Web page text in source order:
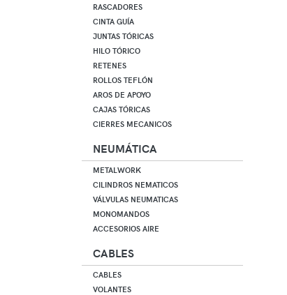
RASCADORES
CINTA GUÍA
JUNTAS TÓRICAS
HILO TÓRICO
RETENES
ROLLOS TEFLÓN
AROS DE APOYO
CAJAS TÓRICAS
CIERRES MECANICOS
NEUMÁTICA
METALWORK
CILINDROS NEMATICOS
VÁLVULAS NEUMATICAS
MONOMANDOS
ACCESORIOS AIRE
CABLES
CABLES
VOLANTES